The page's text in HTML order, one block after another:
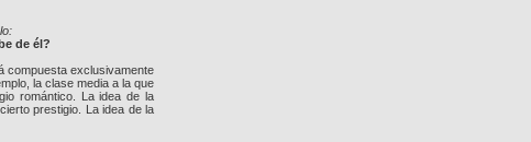
de él?
compuesta exclusivamente
la clase media a la que
romántico. La idea de la
prestigio. La idea de la